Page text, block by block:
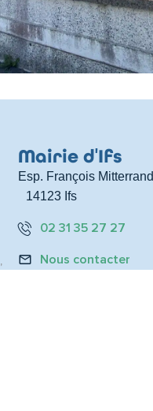
Mairie d'Ifs
Esp. François Mitterrand
14123 Ifs
02 31 35 27 27
Nous contacter